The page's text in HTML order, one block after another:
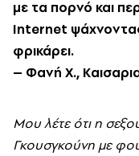
με τα πορνό και
Internet
φρικάρει.
– Φανή X.,
Mου λέτε ότι η
Γκουσγκούνη με